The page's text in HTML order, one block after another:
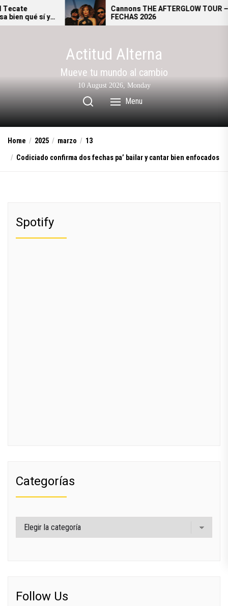
Skip
to
Cannons THE AFTERGLOW TOUR –
FECHAS 2026
Actitud Alterna
Mueve tu mundo al cambio
10 August 2026, Monday
Menu
Home 2025 marzo
13
Codiciado confirma dos fechas pa’ bailar y cantar bien enfocados
Spotify
Categorías
Categorías
Follow Us